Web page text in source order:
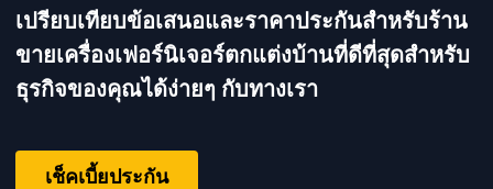
เปรียบเทียบข้อเสนอและราคาประกันสำหรับร้าน
ขายเครื่องเฟอร์นิเจอร์ตกแต่งบ้านที่ดีที่สุดสำหรับ
ธุรกิจของคุณได้ง่ายๆ กับทางเรา
เช็คเบี้ยประกัน